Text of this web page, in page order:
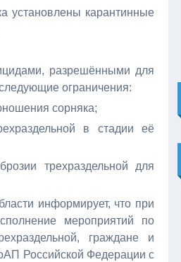
установлены карантинные
разрешёнными для
ограничения:
сорняка;
в стадии её
трехраздельной для
информирует, что при
мероприятий по
граждане и
Российской Федерации с